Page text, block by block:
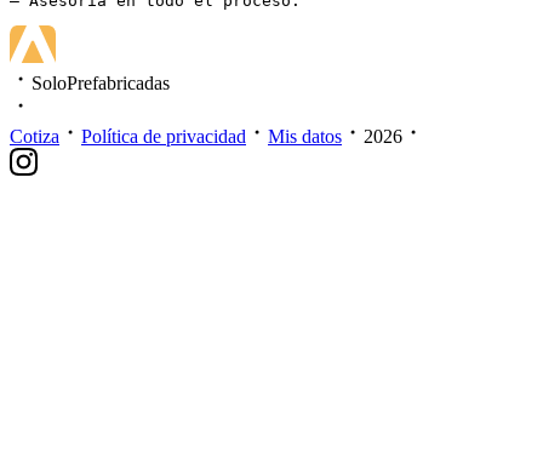
SoloPrefabricadas
Cotiza Política de privacidad Mis datos 2026